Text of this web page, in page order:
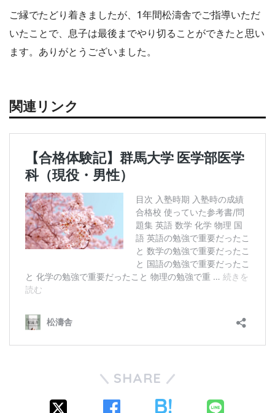
ご縁でたどり着きましたが、1年間松濤舎でご指導いただ
いたことで、息子は最後までやり切ることができたと思い
ます。ありがとうございました。
関連リンク
SHARE